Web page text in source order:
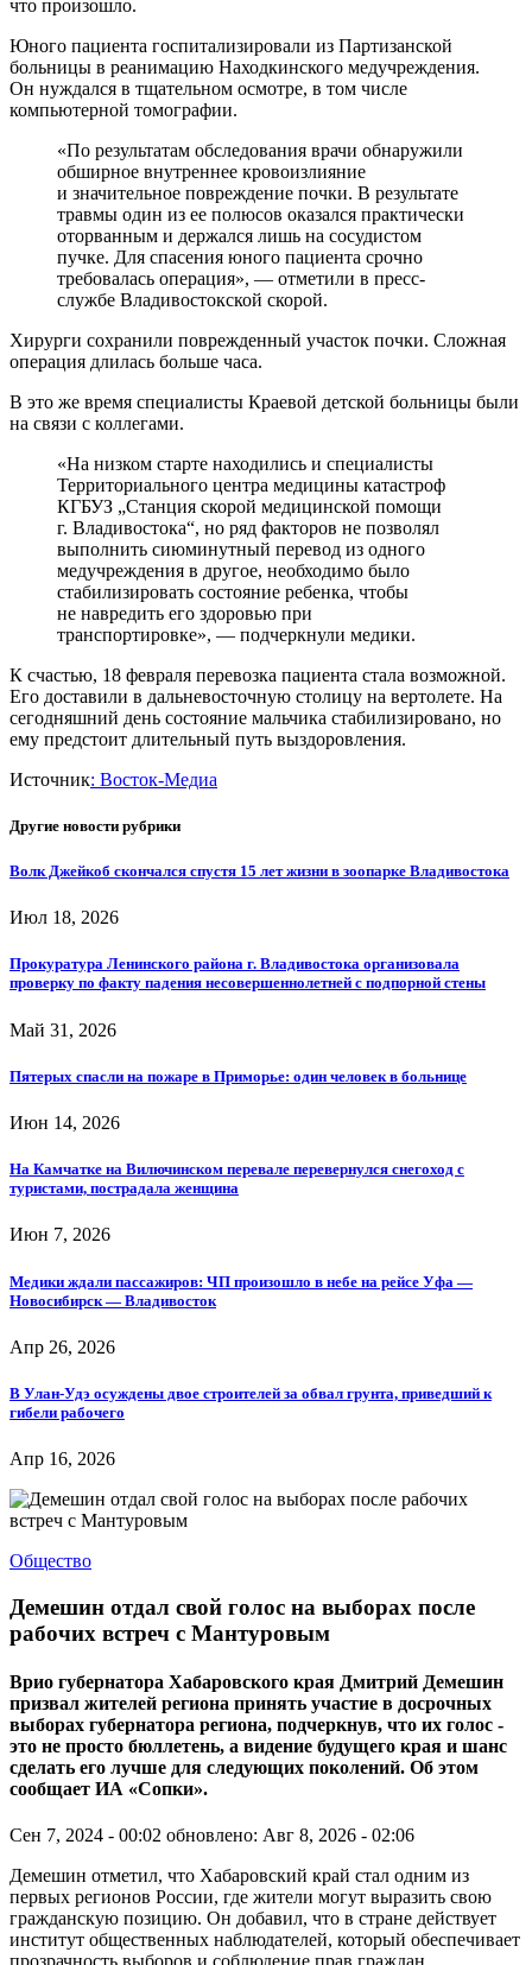
что произошло.
Юного пациента госпитализировали из Партизанской
больницы в реанимацию Находкинского медучреждения.
Он нуждался в тщательном осмотре, в том числе
компьютерной томографии.
«По результатам обследования врачи обнаружили
обширное внутреннее кровоизлияние
и значительное повреждение почки. В результате
травмы один из ее полюсов оказался практически
оторванным и держался лишь на сосудистом
пучке. Для спасения юного пациента срочно
требовалась операция», — отметили в пресс-
службе Владивостокской скорой.
Хирурги сохранили поврежденный участок почки. Сложная
операция длилась больше часа.
В это же время специалисты Краевой детской больницы были
на связи с коллегами.
«На низком старте находились и специалисты
Территориального центра медицины катастроф
КГБУЗ „Станция скорой медицинской помощи
г. Владивостока“, но ряд факторов не позволял
выполнить сиюминутный перевод из одного
медучреждения в другое, необходимо было
стабилизировать состояние ребенка, чтобы
не навредить его здоровью при
транспортировке», — подчеркнули медики.
К счастью, 18 февраля перевозка пациента стала возможной.
Его доставили в дальневосточную столицу на вертолете. На
сегодняшний день состояние мальчика стабилизировано, но
ему предстоит длительный путь выздоровления.
Источник: Восток-Медиа
Другие новости рубрики
Волк Джейкоб скончался спустя 15 лет жизни в зоопарке Владивостока
Июл 18, 2026
Прокуратура Ленинского района г. Владивостока организовала
проверку по факту падения несовершеннолетней с подпорной стены
Май 31, 2026
Пятерых спасли на пожаре в Приморье: один человек в больнице
Июн 14, 2026
На Камчатке на Вилючинском перевале перевернулся снегоход с
туристами, пострадала женщина
Июн 7, 2026
Медики ждали пассажиров: ЧП произошло в небе на рейсе Уфа —
Новосибирск — Владивосток
Апр 26, 2026
В Улан-Удэ осуждены двое строителей за обвал грунта, приведший к
гибели рабочего
Апр 16, 2026
Общество
Демешин отдал свой голос на выборах после
рабочих встреч с Мантуровым
Врио губернатора Хабаровского края Дмитрий Демешин
призвал жителей региона принять участие в досрочных
выборах губернатора региона, подчеркнув, что их голос -
это не просто бюллетень, а видение будущего края и шанс
сделать его лучше для следующих поколений. Об этом
сообщает ИА «Сопки».
Сен 7, 2024 - 00:02 обновлено: Авг 8, 2026 - 02:06
Демешин отметил, что Хабаровский край стал одним из
первых регионов России, где жители могут выразить свою
гражданскую позицию. Он добавил, что в стране действует
институт общественных наблюдателей, который обеспечивает